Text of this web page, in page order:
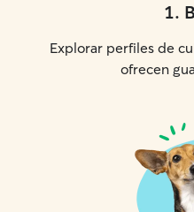
1.
Explorar perfiles de
ofrecen